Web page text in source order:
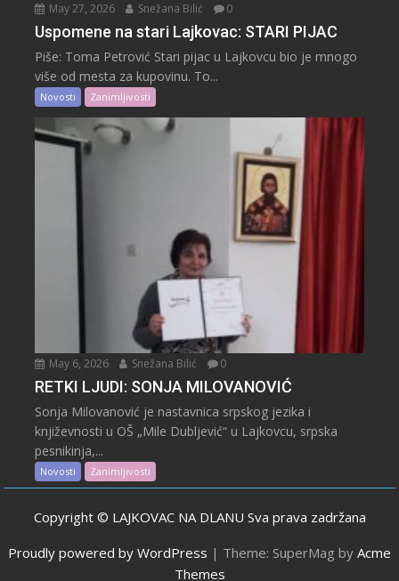
May 27, 2026 Snežana Bilić 0
Uspomene na stari Lajkovac: STARI PIJAC
Piše: Toma Petrović Stari pijac u Lajkovcu bio je mnogo
više od mesta za kupovinu. To...
Novosti Zanimljivosti
May 6, 2026 Snežana Bilić 0
RETKI LJUDI: SONJA MILOVANOVIĆ
Sonja Milovanović je nastavnica srpskog jezika i
književnosti u OŠ „Mile Dubljević“ u Lajkovcu, srpska
pesnikinja,...
Novosti Zanimljivosti
Copyright © LAJKOVAC NA DLANU Sva prava zadržana
Proudly powered by WordPress | Theme: SuperMag by Acme
Themes